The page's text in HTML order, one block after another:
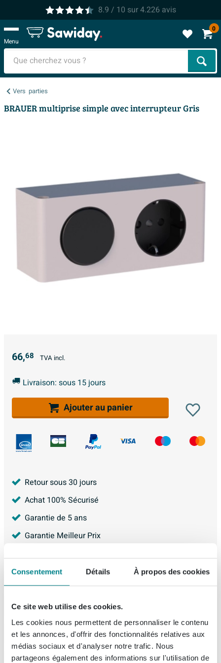
Consentement Détails À propos des cookies
Ce site web utilise des cookies.
Les cookies nous permettent de personnaliser le contenu
et les annonces, d'offrir des fonctionnalités relatives aux
médias sociaux et d'analyser notre trafic. Nous
partageons également des informations sur l'utilisation de
8.9 / 10 sur4.226 avis
Menu
0
Vers parties
BRAUER multiprise simple avec interrupteur Gris
66,68 TVA incl.
Livraison: sous 15 jours
Ajouter au panier
Retour sous 30 jours
Achat 100% Sécurisé
Garantie de 5 ans
Garantie Meilleur Prix
Description
BRAUER multiprise simple avec interrupteur
Gris
Spécifications
Numéro d'article
SW392945